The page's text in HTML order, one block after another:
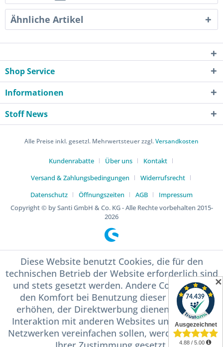
Ähnliche Artikel
Shop Service
Informationen
Stoff News
Alle Preise inkl. gesetzl. Mehrwertsteuer zzgl.Versandkosten
Kundenrabatte Über uns
Kontakt
Versand & Zahlungsbedingungen
Widerrufsrecht
Datenschutz
Öffnungszeiten AGB
Impressum
Copyright © by Santi GmbH & Co. KG - Alle Rechte vorbehalten 2015-
2026
Diese Website benutzt Cookies, die für den
technischen Betrieb der Website erforderlich sind
und stets gesetzt werden. Andere Cookies, die
den Komfort bei Benutzung dieser Website
erhöhen, der Direktwerbung dienen oder die
Interaktion mit anderen Websites und sozialen
Netzwerken vereinfachen sollen, werden nur mit
✕